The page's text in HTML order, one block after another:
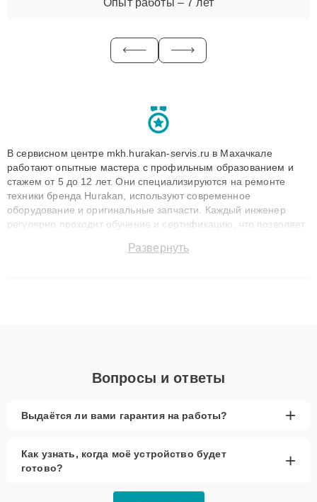
В сервисном центре mkh.hurakan-servis.ru в Махачкале
работают опытные мастера с профильным образованием и
стажем от 5 до 12 лет. Они специализируются на ремонте
техники бренда Hurakan, используют современное
оборудование и оригинальные запчасти. Каждый инженер
регулярно проходит обучение и сертификацию, что позволяет
технику с сохранением гарантии до 3 лет. Наши мастера
Развернуть
Вопросы и ответы
Выдаётся ли вами гарантия на работы? +
Как узнать, когда моё устройство будет
готово?
+